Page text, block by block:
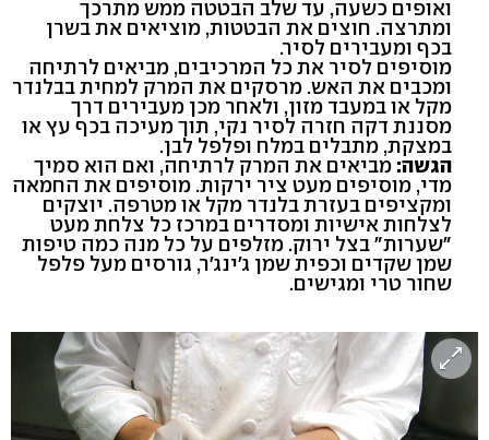
ואופים כשעה, עד שלב הבטטה ממש מתרכך
ומתרצה. חוצים את הבטטות, מוציאים את בשרן
בכף ומעבירים לסיר.
מוסיפים לסיר את כל המרכיבים, מביאים לרתיחה
ומכבים את האש. מרסקים את המרק למחית בבלנדר
מקל או במעבד מזון, ולאחר מכן מעבירים דרך
מסננת דקה חזרה לסיר נקי, תוך מעיכה בכף עץ או
במצקת, מתבלים במלח ופלפל לבן.
הגשה: מביאים את המרק לרתיחה, ואם הוא סמיך
מדי, מוסיפים מעט ציר ירקות. מוסיפים את החמאה
ומקציפים בעזרת בלנדר מקל או מטרפה. יוצקים
לצלחות אישיות ומסדרים במרכז כל צלחת מעט
"שערות" בצל ירוק. מזלפים על כל מנה כמה טיפות
שמן שקדים וכפית שמן ג'ינג'ר, גורסים מעל פלפל
שחור טרי ומגישים.